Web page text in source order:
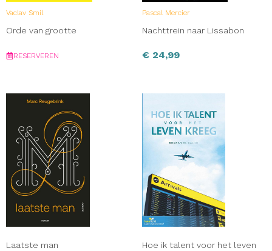
Vaclav Smil
Orde van grootte
RESERVEREN
Pascal Mercier
Nachttrein naar Lissabon
€ 24,99
Laatste man Hoe ik talent voor het leven